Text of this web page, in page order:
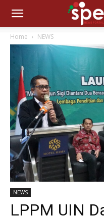
Home NEWS
NEWS
LPPM UIN